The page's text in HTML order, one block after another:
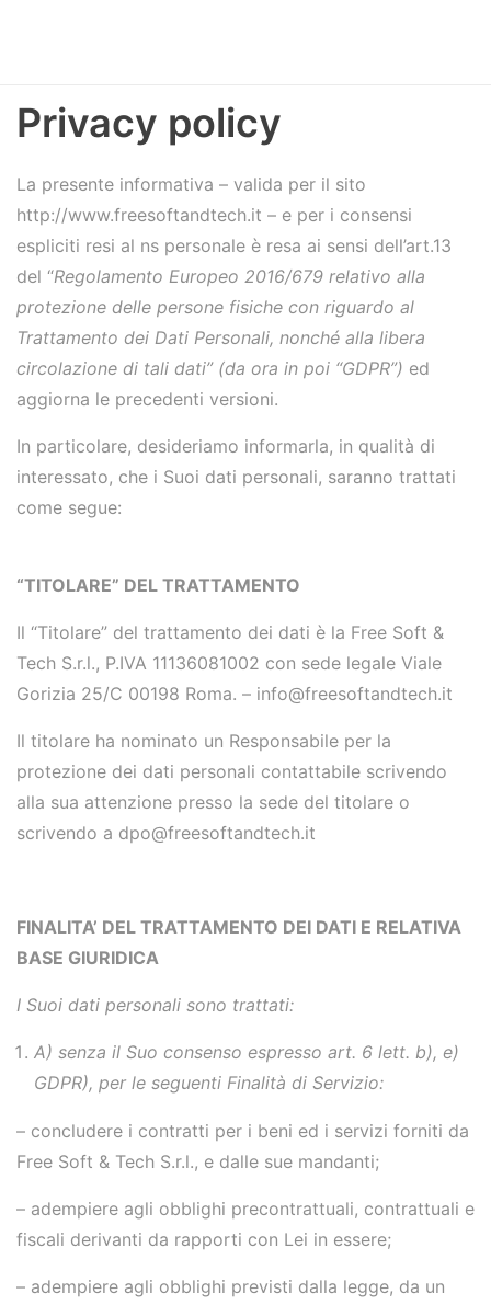
Privacy policy
La presente informativa – valida per il sito
http://www.freesoftandtech.it – e per i consensi
espliciti resi al ns personale è resa ai sensi dell’art.13
del “Regolamento Europeo 2016/679 relativo alla
protezione delle persone fisiche con riguardo al
Trattamento dei Dati Personali, nonché alla libera
circolazione di tali dati” (da ora in poi “GDPR”) ed
aggiorna le precedenti versioni.
In particolare, desideriamo informarla, in qualità di
interessato, che i Suoi dati personali, saranno trattati
come segue:
“TITOLARE” DEL TRATTAMENTO
Il “Titolare” del trattamento dei dati è la Free Soft &
Tech S.r.l., P.IVA 11136081002 con sede legale Viale
Gorizia 25/C 00198 Roma. – info@freesoftandtech.it
Il titolare ha nominato un Responsabile per la
protezione dei dati personali contattabile scrivendo
alla sua attenzione presso la sede del titolare o
scrivendo a dpo@freesoftandtech.it
FINALITA’ DEL TRATTAMENTO DEI DATI E RELATIVA
BASE GIURIDICA
I Suoi dati personali sono trattati:
A) senza il Suo consenso espresso art. 6 lett. b), e)
GDPR), per le seguenti Finalità di Servizio:
– concludere i contratti per i beni ed i servizi forniti da
Free Soft & Tech S.r.l., e dalle sue mandanti;
– adempiere agli obblighi precontrattuali, contrattuali e
fiscali derivanti da rapporti con Lei in essere;
– adempiere agli obblighi previsti dalla legge, da un